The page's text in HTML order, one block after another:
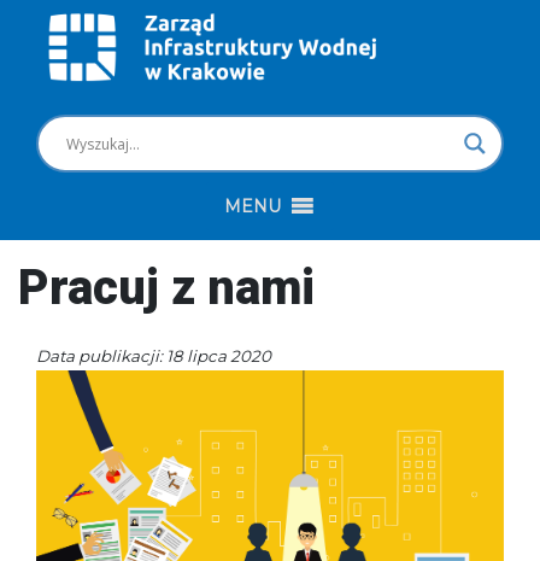
MENU
Pracuj z nami
Data publikacji: 18 lipca 2020